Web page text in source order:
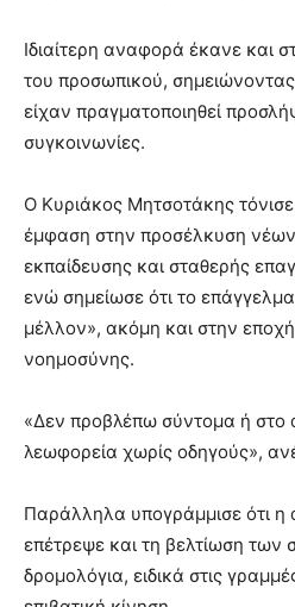
Ιδιαίτερη αναφορά έκανε και
του προσωπικού, σημειώνοντας
είχαν πραγματοποιηθεί
συγκοινωνίες.
Ο Κυριάκος Μητσοτάκης τόνισε
έμφαση στην προσέλκυση
εκπαίδευσης και σταθερής
ενώ σημείωσε ότι το
μέλλον», ακόμη και στην
νοημοσύνης.
«Δεν προβλέπω σύντομα ή στο
λεωφορεία χωρίς οδηγούς»,
Παράλληλα υπογράμμισε ότι
επέτρεψε και τη βελτίωση των
δρομολόγια, ειδικά στις